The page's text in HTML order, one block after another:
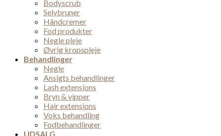
Bodyscrub
Selvbruner
Håndcremer
Fod produkter
Negle pleje
Øvrig kropspleje
Behandlinger
Negle
Ansigts behandlinger
Lash extensions
Bryn & vipper
Hair extensions
Voks behandling
Fodbehandlinger
UDSALG